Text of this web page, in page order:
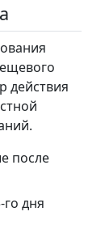
действия
после
дня